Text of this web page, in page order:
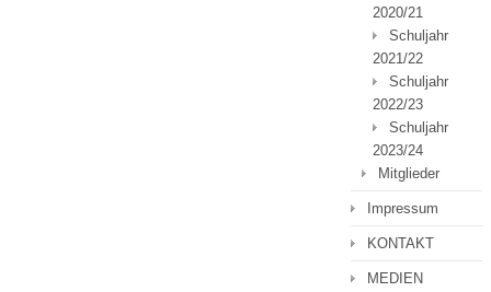
2020/21
Schuljahr
2021/22
Schuljahr
2022/23
Schuljahr
2023/24
Mitglieder
Impressum
KONTAKT
MEDIEN